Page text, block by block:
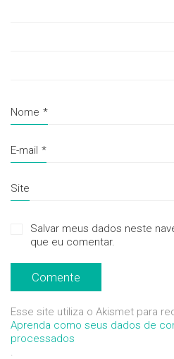
Nome *
E-mail *
Site
Salvar meus dados neste
que eu comentar.
Esse site utiliza o Akismet para
Aprenda como seus dados de
processados
.